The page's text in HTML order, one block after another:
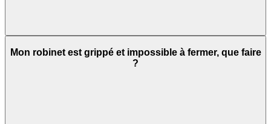
Mon robinet est grippé et impossible à fermer, que faire
?